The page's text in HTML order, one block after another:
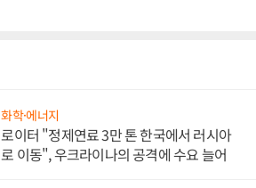
화학·에너지
로이터 "정제연료 3만 톤 한국에서 러시아
로 이동", 우크라이나의 공격에 수요 늘어